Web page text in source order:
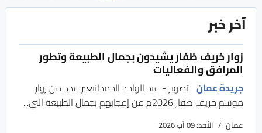
الكهرباء واستراتيجية الحلول
جريدة الصباح العراقية العراق 10 آذار/مارس 2025
آخر خبر
زوار خريف ظفار يشيدون بجمال الطبيعة وتطور
المرافق والفعاليات
جريدة عمان تصوير - عبد الواحد الحمدانيعبر عدد من زوار
موسم خريف ظفار 2026م عن إعجابهم بجمال الطبيعة التي...
عمان الأحد: 09 آب 2026